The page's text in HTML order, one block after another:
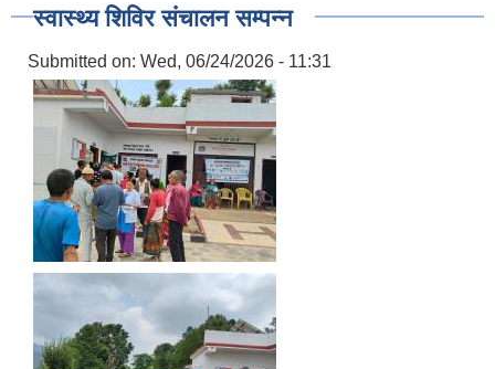
स्वास्थ्य शिविर संचालन सम्पन्न
Submitted on: Wed, 06/24/2026 - 11:31